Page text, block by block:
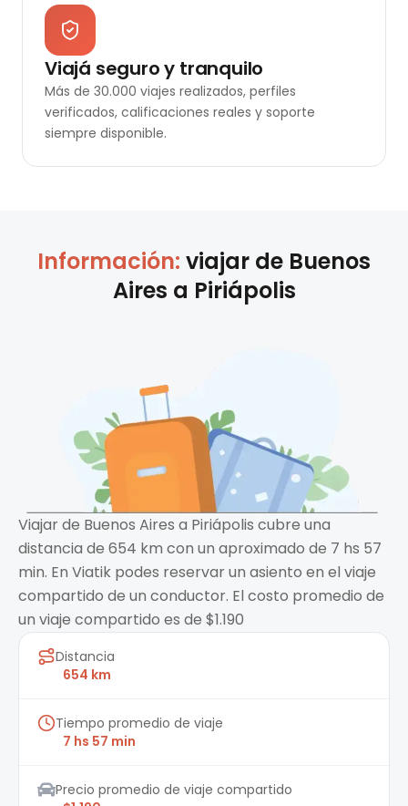
Viajá seguro y tranquilo
Más de 30.000 viajes realizados, perfiles
verificados, calificaciones reales y soporte
siempre disponible.
Información: viajar de Buenos
Aires a Piriápolis
Viajar de Buenos Aires a Piriápolis cubre una
distancia de 654 km con un aproximado de 7 hs 57
min. En Viatik podes reservar un asiento en el viaje
compartido de un conductor. El costo promedio de
un viaje compartido es de $1.190
Distancia
654 km
Tiempo promedio de viaje
7 hs 57 min
Precio promedio de viaje compartido